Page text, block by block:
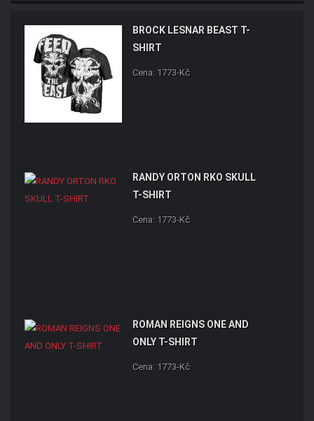
BROCK LESNAR BEAST T-
SHIRT
Cena: 1773-Kč
RANDY ORTON RKO SKULL
T-SHIRT
Cena: 1773-Kč
ROMAN REIGNS ONE AND
ONLY T-SHIRT
Cena: 1773-Kč